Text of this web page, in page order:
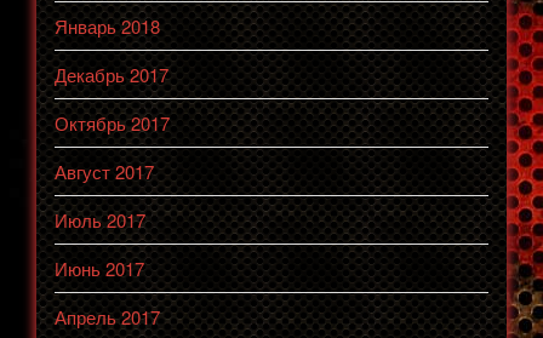
Январь 2018
Декабрь 2017
Октябрь 2017
Август 2017
Июль 2017
Июнь 2017
Апрель 2017